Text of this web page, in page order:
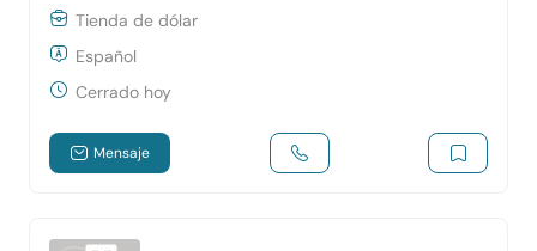
Tienda de dólar
Español
Cerrado hoy
Mensaje